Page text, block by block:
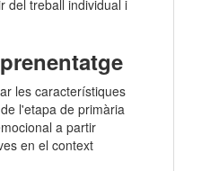
del treball individual i
les característiques
l'etapa de primària
a partir
en el context